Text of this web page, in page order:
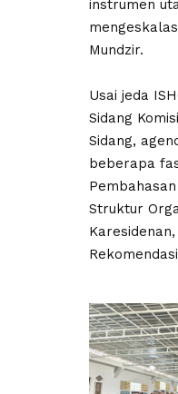
instrumen
Mundzir.
Usai jeda
Sidang
Sidang,
beberapa
Struktur